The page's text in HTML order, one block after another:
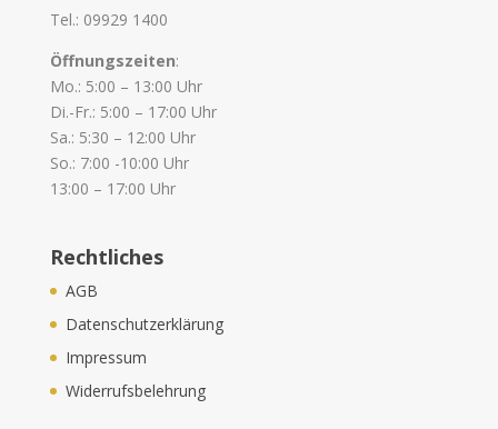
Tel.: 09929 1400
Öffnungszeiten:
Mo.: 5:00 – 13:00 Uhr
Di.-Fr.: 5:00 – 17:00 Uhr
Sa.: 5:30 – 12:00 Uhr
So.: 7:00 -10:00 Uhr
13:00 – 17:00 Uhr
Rechtliches
AGB
Datenschutzerklärung
Impressum
Widerrufsbelehrung